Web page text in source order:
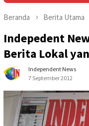
Beranda Berita Utama
Indepedent
Berita Lokal
Independent News
7 September 2012